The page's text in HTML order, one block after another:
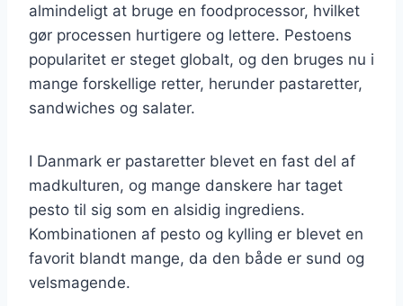
almindeligt at bruge en foodprocessor, hvilket
gør processen hurtigere og lettere. Pestoens
popularitet er steget globalt, og den bruges nu i
mange forskellige retter, herunder pastaretter,
sandwiches og salater.
I Danmark er pastaretter blevet en fast del af
madkulturen, og mange danskere har taget
pesto til sig som en alsidig ingrediens.
Kombinationen af pesto og kylling er blevet en
favorit blandt mange, da den både er sund og
velsmagende.